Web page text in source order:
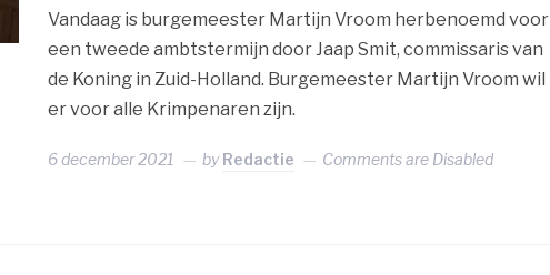
Vandaag is burgemeester Martijn Vroom herbenoemd voor
een tweede ambtstermijn door Jaap Smit, commissaris van
de Koning in Zuid-Holland. Burgemeester Martijn Vroom wil
er voor alle Krimpenaren zijn.
6 december 2021 byRedactie Comments are Disabled